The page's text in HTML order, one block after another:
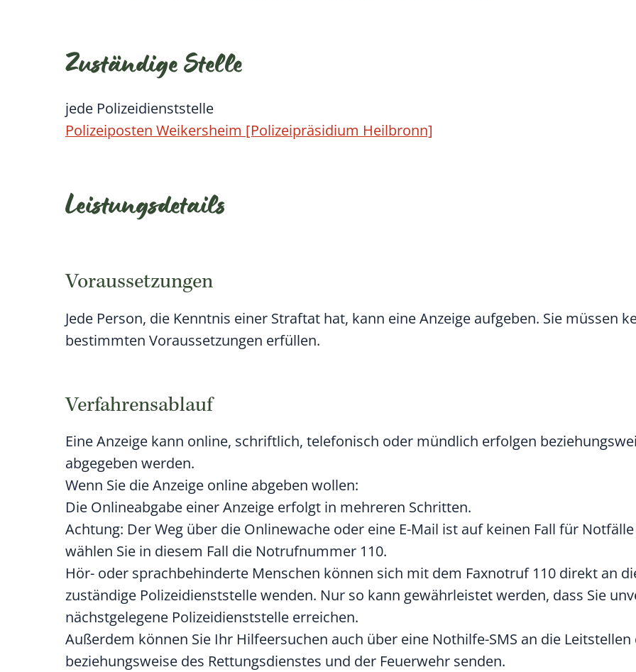
Zuständige Stelle
jede Polizeidienststelle
Polizeiposten Weikersheim [Polizeipräsidium Heilbronn]
Leistungsdetails
Voraussetzungen
Jede Person, die Kenntnis einer Straftat hat, kann eine Anzeige aufgeben. Sie müssen
bestimmten Voraussetzungen erfüllen.
Verfahrensablauf
Eine Anzeige kann online, schriftlich, telefonisch oder mündlich erfolgen
abgegeben werden.
Wenn Sie die Anzeige online abgeben wollen:
Die Onlineabgabe einer Anzeige erfolgt in mehreren Schritten.
Achtung: Der Weg über die Onlinewache oder eine E-Mail ist auf keinen Fall für
wählen Sie in diesem Fall die Notrufnummer 110.
Hör- oder sprachbehinderte Menschen können sich mit dem Faxnotruf 110 direkt an
zuständige Polizeidienststelle wenden. Nur so kann gewährleistet werden, dass Sie
nächstgelegene Polizeidienststelle erreichen.
Außerdem können Sie Ihr Hilfeersuchen auch über eine Nothilfe-SMS an die Leitstellen
beziehungsweise des Rettungsdienstes und der Feuerwehr senden.